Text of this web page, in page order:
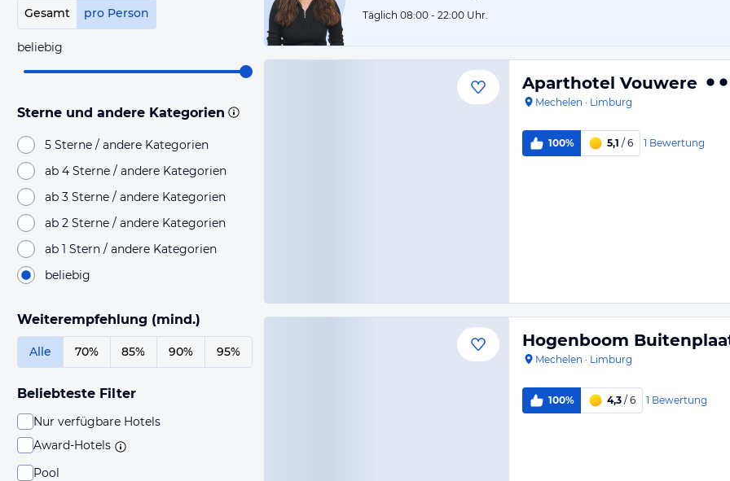
Gesamt pro Person
beliebig
Sterne und andere Kategorien
5 Sterne / andere Kategorien
ab 4 Sterne / andere Kategorien
ab 3 Sterne / andere Kategorien
ab 2 Sterne / andere Kategorien
ab 1 Stern / andere Kategorien
beliebig
Weiterempfehlung (mind.)
Alle 70% 85% 90% 95%
Beliebteste Filter
Nur verfügbare Hotels
Award-Hotels
Pool
Täglich 08:00 - 22:00 Uhr.
Aparthotel Vouwere
Mechelen · Limburg
100% 5,1 / 6 1 Bewertung
Hogenboom
Mechelen · Limburg
100% 4,3 / 6 1 Bewertung